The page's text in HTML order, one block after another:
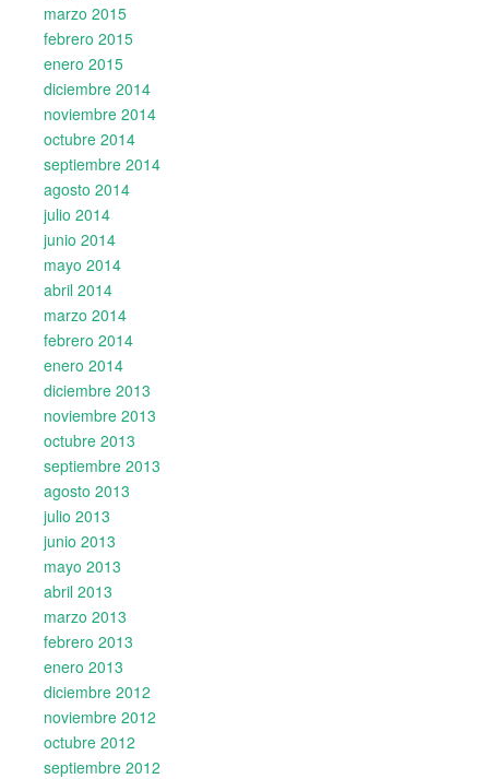
marzo 2015
febrero 2015
enero 2015
diciembre 2014
noviembre 2014
octubre 2014
septiembre 2014
agosto 2014
julio 2014
junio 2014
mayo 2014
abril 2014
marzo 2014
febrero 2014
enero 2014
diciembre 2013
noviembre 2013
octubre 2013
septiembre 2013
agosto 2013
julio 2013
junio 2013
mayo 2013
abril 2013
marzo 2013
febrero 2013
enero 2013
diciembre 2012
noviembre 2012
octubre 2012
septiembre 2012